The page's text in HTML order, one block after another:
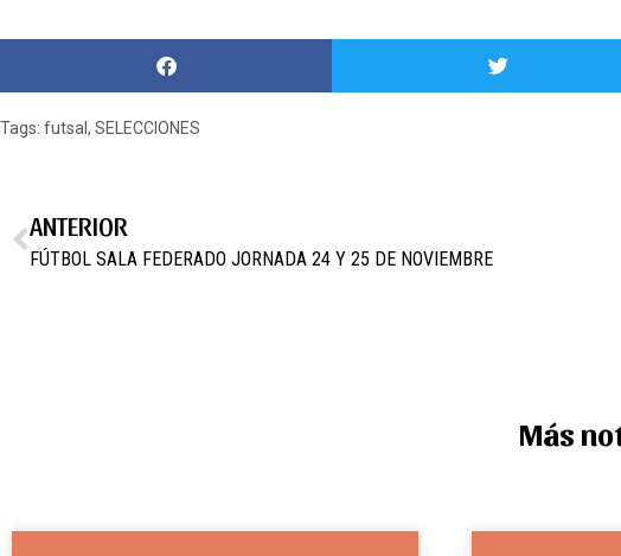
Tags: futsal , SELECCIONES
ANTERIOR
FÚTBOL SALA FEDERADO JORNADA 24 Y 25 DE NOVIEMBRE
Más